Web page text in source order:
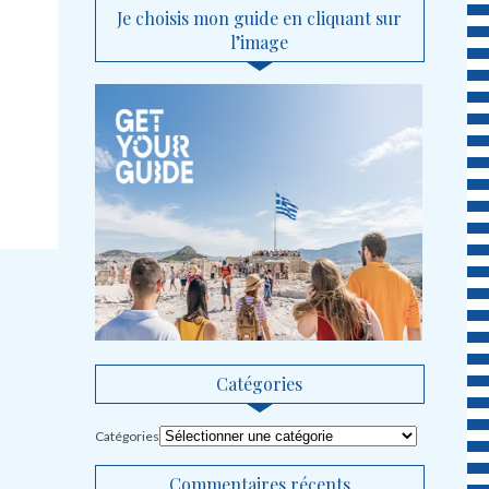
Je choisis mon guide en cliquant sur
l’image
Catégories
Catégories
Commentaires récents